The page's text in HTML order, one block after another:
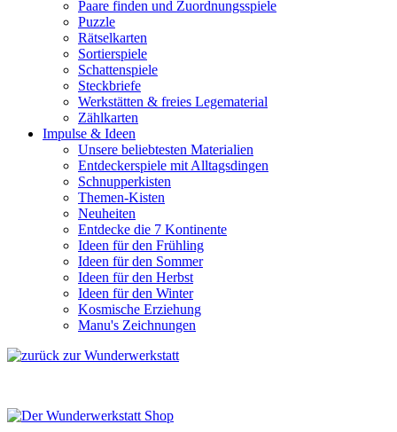
Paare finden und Zuordnungsspiele
Puzzle
Rätselkarten
Sortierspiele
Schattenspiele
Steckbriefe
Werkstätten & freies Legematerial
Zählkarten
Impulse & Ideen
Unsere beliebtesten Materialien
Entdeckerspiele mit Alltagsdingen
Schnupperkisten
Themen-Kisten
Neuheiten
Entdecke die 7 Kontinente
Ideen für den Frühling
Ideen für den Sommer
Ideen für den Herbst
Ideen für den Winter
Kosmische Erziehung
Manu's Zeichnungen